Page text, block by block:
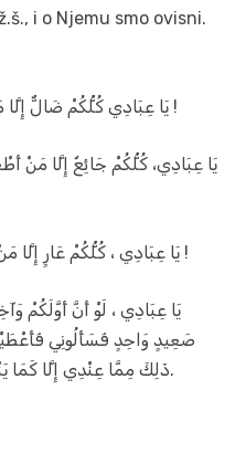
i o Njemu smo ovisni.
يَا عِبَادِي كُلُّكُمْ ضَالٌّ إِلَّا مَنْ هَدَيْتُهُ ، فَاسْتَهْدُونِي أَهْدِكُمْ !
يَا عِبَادِي، كُلُّكُمْ جَائِعٌ إِلَّا مَنْ
يَا عِبَادِي ، كُلُّكُمْ عَارٍ إِلَّا مَنْ كَسَوْتُهُ ، فَاسْتَكْسُونِي أَكْسُكُمْ !
يَا عِبَادِي ، لَوْ أَنَّ أَوَّلَكُمْ
صَعِيدٍ وَاحِدٍ فَسَأَلُونِي
ذَلِكَ مِمَّا عِنْدِي إِلَّا كَمَا يَنْقُصُ الْمِخْيَطُ إِذَا أُدْخِلَ الْبَحْرَ.